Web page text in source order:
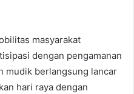
masyarakat
dengan pengamanan
mudik berlangsung lancar
hari raya dengan